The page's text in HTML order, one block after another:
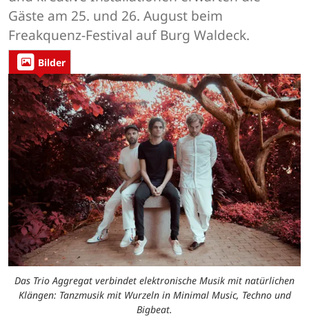
Gäste am 25. und 26. August beim
Freakquenz-Festival auf Burg Waldeck.
Bilder
Das Trio Aggregat verbindet elektronische Musik mit natürlichen
Klängen: Tanzmusik mit Wurzeln in Minimal Music, Techno und
Bigbeat.